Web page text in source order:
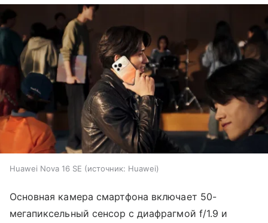
Huawei Nova 16 SE источник: Huawei
Основная камера смартфона включает 50-
мегапиксельный сенсор с диафрагмой f/1.9 и